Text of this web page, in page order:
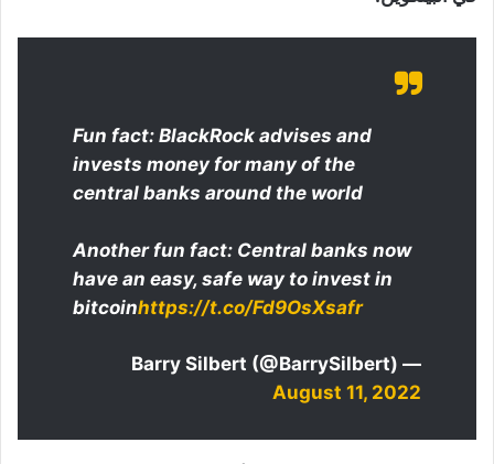
Fun fact: BlackRock advises and
invests money for many of the
central banks around the world
Another fun fact: Central banks now
have an easy, safe way to invest in
bitcoinhttps://t.co/Fd9OsXsafr
— Barry Silbert (@BarrySilbert)
August 11, 2022